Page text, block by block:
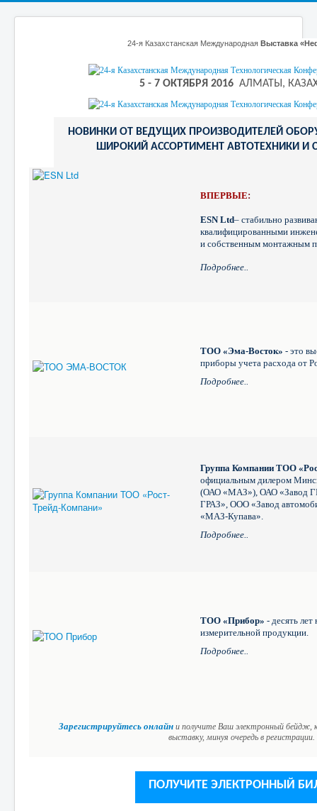
24-я Казахстанская Международная Выставка
5 - 7 ОКТЯБРЯ 2016 АЛМАТЫ,
НОВИНКИ ОТ ВЕДУЩИХ ПРОИЗВОДИТЕЛЕЙ
ШИРОКИЙ АССОРТИМЕНТ АВТОТЕХНИКИ И
ВПЕРВЫЕ:
ESN Ltd– стабильно
квалифицированными
и собственным монтажным
Подробнее..
ТОО «Эма-Восток» - это
приборы учета расхода от
Подробнее..
Группа Компании ТОО
официальным дилером
(ОАО «МАЗ»), ОАО
ГРАЗ», ООО «Завод
«МАЗ-Купава».
Подробнее..
ТОО «Прибор» - десять
измерительной продукции.
Подробнее..
Зарегистрируйтесь онлайн и получите Ваш электронный бейдж,
выставку, минуя очередь в регистрации.
ПОЛУЧИТЕ ЭЛЕКТРОННЫЙ